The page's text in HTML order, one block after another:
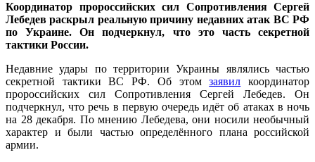
Координатор пророссийских сил Сопротивления Сергей
Лебедев раскрыл реальную причину недавних атак ВС РФ
по Украине. Он подчеркнул, что это часть секретной
тактики России.
Недавние удары по территории Украины являлись частью
секретной тактики ВС РФ. Об этомзаявил координатор
пророссийских сил Сопротивления Сергей Лебедев. Он
подчеркнул, что речь в первую очередь идёт об атаках в ночь
на 28 декабря. По мнению Лебедева, они носили необычный
характер и были частью определённого плана российской
армии.